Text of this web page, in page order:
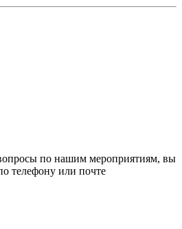
по нашим мероприятиям, вы
телефону или почте